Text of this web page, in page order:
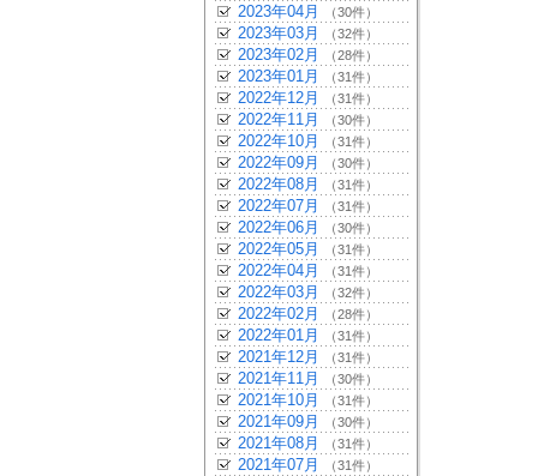
2023年04月 （30件）
2023年03月 （32件）
2023年02月 （28件）
2023年01月 （31件）
2022年12月 （31件）
2022年11月 （30件）
2022年10月 （31件）
2022年09月 （30件）
2022年08月 （31件）
2022年07月 （31件）
2022年06月 （30件）
2022年05月 （31件）
2022年04月 （31件）
2022年03月 （32件）
2022年02月 （28件）
2022年01月 （31件）
2021年12月 （31件）
2021年11月 （30件）
2021年10月 （31件）
2021年09月 （30件）
2021年08月 （31件）
2021年07月 （31件）